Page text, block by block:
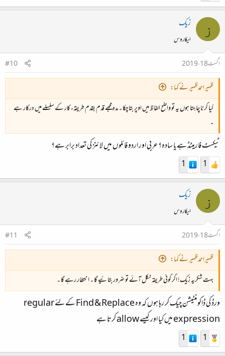
ز زیک
ایکاروس
اگست 18، 2019
#10
ظہیراحمدظہیر نے کہا:
کیا کرنا چاہتا ہوں یہ تو واضح الفاظ میں اوپر بتاچکا ۔ مدد مجھے قدم بقدم طریقہء کار کے سلسلے میں درکار ہے
۔
ٹیکسٹ فارمیٹڈ ہے یا سادہ؟ عربی اور اردو فائلوں میں لائنز کی تعداد برابر ہے؟
1
1
ز زیک
ایکاروس
اگست 18، 2019
#11
ظہیراحمدظہیر نے کہا:
بہت شکریہ زیک! اگر کوئی طریقہ نکل آئے تو ضرور بتائیے گا ۔ انتطار رہے گا ۔
ورڈ کی ڈاکومنٹیشن چیک کر رہا ہوں کہ وہ Find & Replace کے لئے regular
expression میں کیا اور کیسے allow کرتا ہے
1
1